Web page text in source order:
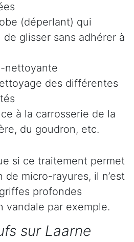
(déperlant) qui
de glisser sans adhérer à
nettoyante
des différentes
à la carrosserie de la
du goudron, etc.
si ce traitement permet
de micro-rayures, il n’est
profondes
vandale par exemple.
sur Laarne